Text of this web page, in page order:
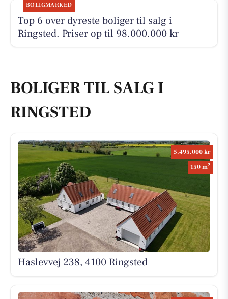
BOLIGMARKED
Top 6 over dyreste boliger til salg i
Ringsted. Priser op til 98.000.000 kr
BOLIGER TIL SALG I
RINGSTED
5.495.000 kr
150 m2
Haslevvej 238, 4100 Ringsted